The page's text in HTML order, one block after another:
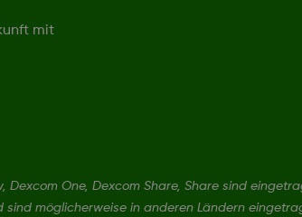
mit
Dexcom One, Dexcom Share, Share sind
sind möglicherweise in anderen Ländern